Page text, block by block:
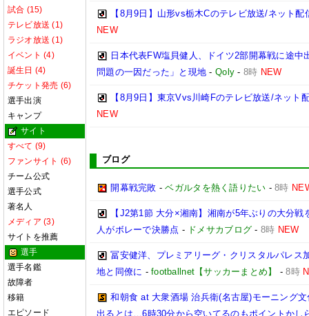
試合 (15)
テレビ放送 (1)
ラジオ放送 (1)
イベント (4)
誕生日 (4)
チケット発売 (6)
選手出演
キャンプ
サイト
すべて (9)
ファンサイト (6)
チーム公式
選手公式
著名人
メディア (3)
サイトを推薦
選手
選手名鑑
故障者
移籍
エピソード
【8月9日】山形vs栃木Cのテレビ放送/ネット
NEW
日本代表FW塩貝健人、ドイツ2部開幕戦に途
問題の一因だった」と現地 -Qoly - 8時 NEW
【8月9日】東京Vvs川崎Fのテレビ放送/ネット
NEW
ブログ
開幕戦完敗 -ベガルタを熱く語りたい -8時
【J2第1節 大分×湘南】湘南が5年ぶりの大分
人がボレーで決勝点 - ドメサカブログ - 8時 NEW
冨安健洋、プレミアリーグ・クリスタルパレ
地と同僚に -footballnet【サッカーまとめ】 -8時
和朝食 at 大衆酒場 治兵衛(名古屋)モーニング
出るとは…6時30分から空いてるのもポイントかし